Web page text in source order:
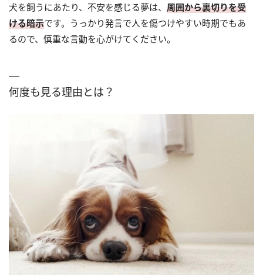
犬を飼うにあたり、不安を感じる夢は、 周囲から裏切りを受
ける暗示です。うっかり発言で人を傷つけやすい時期でもあ
るので、慎重な言動を心がけてください。
何度も見る理由とは？